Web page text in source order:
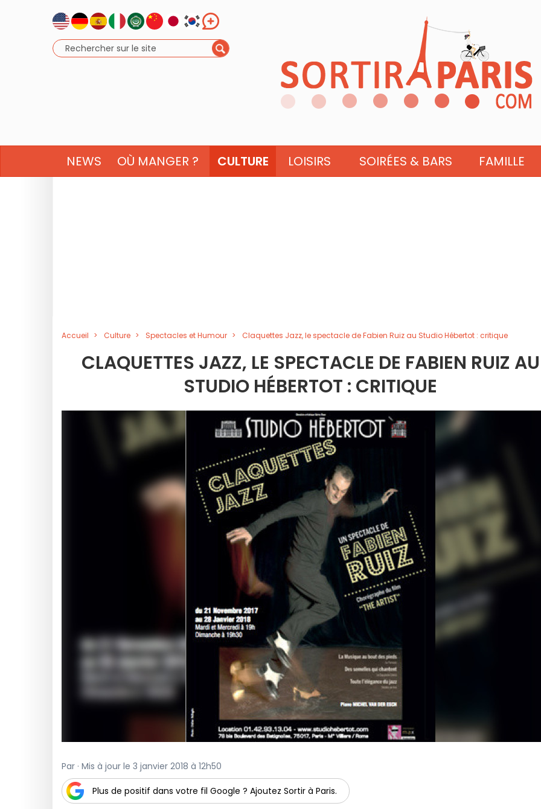
NEWS OÙ MANGER ? CULTURE LOISIRS SOIRÉES & BARS FAMILLE
Accueil Culture Spectacles et Humour Claquettes Jazz, le spectacle de Fabien Ruiz au Studio Hébertot : critique
CLAQUETTES JAZZ, LE SPECTACLE DE FABIEN RUIZ AU
STUDIO HÉBERTOT : CRITIQUE
Par · Mis à jour le 3 janvier 2018 à 12h50
Plus de positif dans votre fil Google ? Ajoutez Sortir à Paris.